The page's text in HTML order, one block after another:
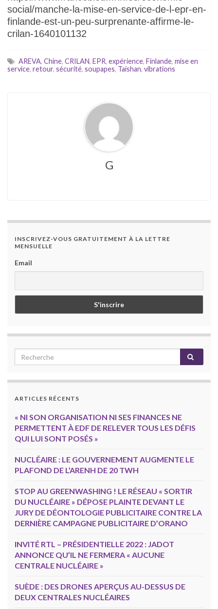
social/manche-la-mise-en-service-de-l-epr-en-
finlande-est-un-peu-surprenante-affirme-le-
crilan-1640101132
AREVA, Chine, CRILAN, EPR, expérience, Finlande, mise en
service, retour, sécurité, soupapes, Taishan, vibrations
G
INSCRIVEZ-VOUS GRATUITEMENT À LA LETTRE
MENSUELLE
Email
ARTICLES RÉCENTS
« NI SON ORGANISATION NI SES FINANCES NE
PERMETTENT À EDF DE RELEVER TOUS LES DÉFIS
QUI LUI SONT POSÉS »
NUCLÉAIRE : LE GOUVERNEMENT AUGMENTE LE
PLAFOND DE L’ARENH DE 20 TWH
STOP AU GREENWASHING ! LE RÉSEAU « SORTIR
DU NUCLÉAIRE » DÉPOSE PLAINTE DEVANT LE
JURY DE DÉONTOLOGIE PUBLICITAIRE CONTRE LA
DERNIÈRE CAMPAGNE PUBLICITAIRE D’ORANO
INVITÉ RTL – PRÉSIDENTIELLE 2022 : JADOT
ANNONCE QU’IL NE FERMERA « AUCUNE
CENTRALE NUCLÉAIRE »
SUÈDE : DES DRONES APERÇUS AU-DESSUS DE
DEUX CENTRALES NUCLÉAIRES